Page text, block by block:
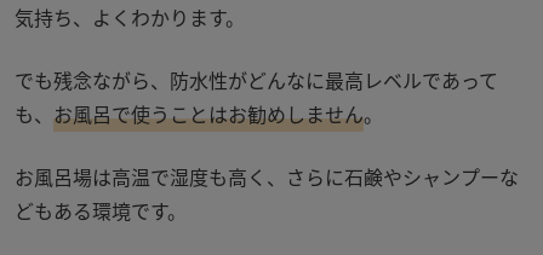
気持ち、よくわかります。
でも残念ながら、防水性がどんなに最高レベルであって
も、 お風呂で使うことはお勧めしません。
お風呂場は高温で湿度も高く、さらに石鹸やシャンプーな
どもある環境です。